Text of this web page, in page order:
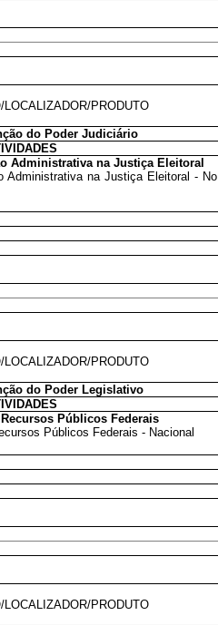
PRODUTO
do Poder Judiciário
Administrativa na Justiça Eleitoral
Administrativa na Justiça Eleitoral - No
PRODUTO
do Poder Legislativo
Públicos Federais
Públicos Federais - Nacional
PRODUTO